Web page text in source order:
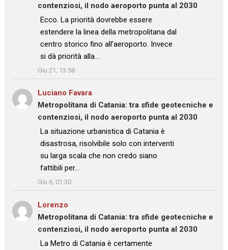
contenziosi, il nodo aeroporto punta al 2030
: “
Ecco. La priorità dovrebbe essere
estendere la linea della metropolitana dal
centro storico fino all’aeroporto. Invece
si dà priorità alla…
”
Giu 21, 13:58
Luciano Favara
Metropolitana di Catania: tra sfide geotecniche e
contenziosi, il nodo aeroporto punta al 2030
: “La situazione urbanistica di Catania è
disastrosa, risolvibile solo con interventi
su larga scala che non credo siano
fattibili per…
Giu 6, 01:30
Lorenzo
Metropolitana di Catania: tra sfide geotecniche e
contenziosi, il nodo aeroporto punta al 2030
: “La Metro di Catania è certamente